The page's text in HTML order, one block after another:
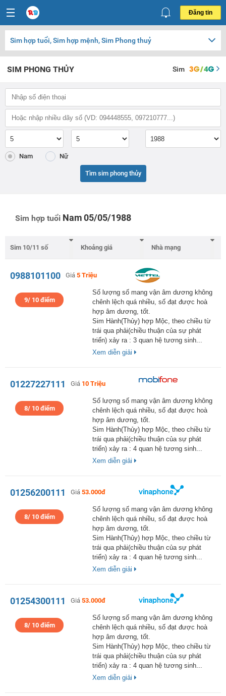
Đăng tin
Sim hợp tuổi, Sim hợp mệnh, Sim Phong thuỷ
SIM PHONG THỦY Sim
Nam Nữ
Tìm sim phong thủy
Sim hợp tuổi Nam05/05/1988
0988101100 Giá 5 Triệu
9/ 10 điểm
Số lượng số mang vận âm dương không
chênh lệch quá nhiều, số đạt được hoà
hợp âm dương, tốt.
Sim Hành(Thủy) hợp Mộc, theo chiều từ
trái qua phải(chiều thuận của sự phát
triển) xảy ra : 3 quan hệ tương sinh...
Xem diễn giải
01227227111 Giá 10 Triệu
8/ 10 điểm
Số lượng số mang vận âm dương không
chênh lệch quá nhiều, số đạt được hoà
hợp âm dương, tốt.
Sim Hành(Thủy) hợp Mộc, theo chiều từ
trái qua phải(chiều thuận của sự phát
triển) xảy ra : 4 quan hệ tương sinh...
Xem diễn giải
01256200111 Giá 53.000đ
8/ 10 điểm
Số lượng số mang vận âm dương không
chênh lệch quá nhiều, số đạt được hoà
hợp âm dương, tốt.
Sim Hành(Thủy) hợp Mộc, theo chiều từ
trái qua phải(chiều thuận của sự phát
triển) xảy ra : 4 quan hệ tương sinh...
Xem diễn giải
01254300111 Giá 53.000đ
8/ 10 điểm
Số lượng số mang vận âm dương không
chênh lệch quá nhiều, số đạt được hoà
hợp âm dương, tốt.
Sim Hành(Thủy) hợp Mộc, theo chiều từ
trái qua phải(chiều thuận của sự phát
triển) xảy ra : 4 quan hệ tương sinh...
Xem diễn giải